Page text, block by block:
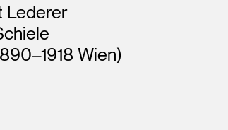
Lederer
Wien)